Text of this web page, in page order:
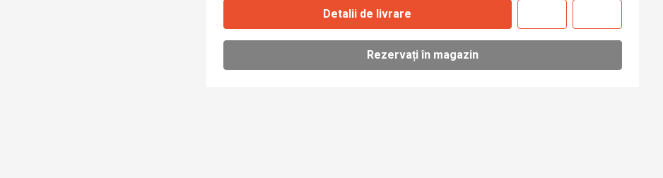
Detalii de livrare
Rezervați în magazin